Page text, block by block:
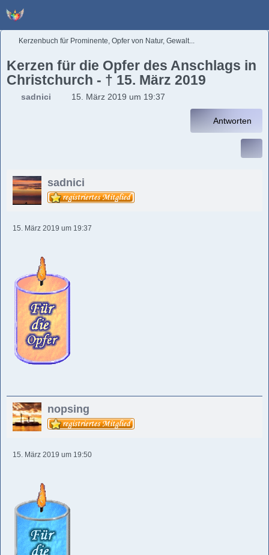
Kerzenbuch für Prominente, Opfer von Natur, Gewalt...
Kerzen für die Opfer des Anschlags in
Christchurch - † 15. März 2019
sadnici 15. März 2019 um 19:37
Antworten
sadnici
15. März 2019 um 19:37
nopsing
15. März 2019 um 19:50